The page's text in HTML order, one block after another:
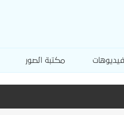
فيديوهات مكتبة الصور